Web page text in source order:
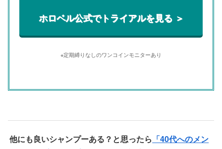
ホロベル公式でトライアルを見る ＞
※定期縛りなしのワンコインモニターあり
他にも良いシャンプーある？と思ったら 「40代へのメン